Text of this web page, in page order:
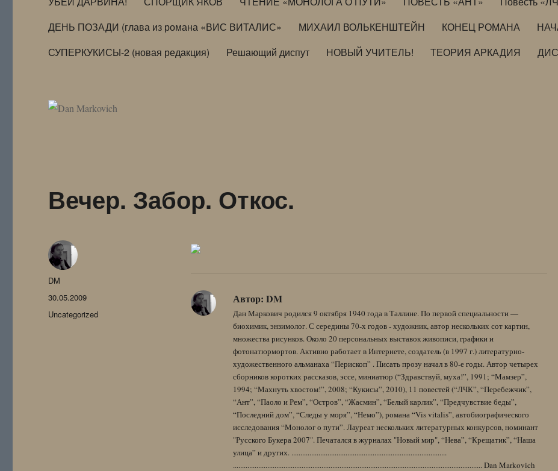
ДЕНЬ ПОЗАДИ (глава из романа «ВИС ВИТАЛИС»
МИХАИЛ ВОЛЬКЕНШТЕЙН КОНЕЦ РОМАНА
СУПЕРКУКИСЫ-2 (новая редакция)
Решающий диспут НОВЫЙ УЧИТЕЛЬ! ТЕОРИЯ АРКАДИЯ
Вечер. Забор. Откос.
Автор: DM
Дан Маркович родился 9 октября 1940 года в Таллине. По первой специальности —
биохимик, энзимолог. С середины 70-х годов - художник, автор нескольких сот картин,
множества рисунков. Около 20 персональных выставок живописи, графики и
фотонатюрмортов. Активно работает в Интернете, создатель (в 1997 г.) литературно-
художественного альманаха “Перископ” . Писать прозу начал в 80-е годы. Автор четырех
сборников коротких рассказов, эссе, миниатюр (“Здравствуй, муха!”, 1991; “Мамзер”,
1994; “Махнуть хвостом!”, 2008; “Кукисы”, 2010), 11 повестей (“ЛЧК”, “Перебежчик”,
“Ант”, “Паоло и Рем”, “Остров”, “Жасмин”, “Белый карлик”, “Предчувствие беды”,
“Последний дом”, “Следы у моря”, “Немо”), романа “Vis vitalis”, автобиографического
исследования “Монолог о пути”. Лауреат нескольких литературных конкурсов, номинант
"Русского Букера 2007". Печатался в журналах "Новый мир", “Нева”, “Крещатик”, “Наша
улица” и других. ......................................................................................
.......................................................................................................................................... Dan Markovich
Автор
DM
Опубликовано
30.05.2009
Рубрики
Uncategorized